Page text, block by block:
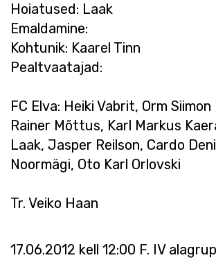
Hoiatused: Laak
Emaldamine:
Kohtunik: Kaarel Tinn
Pealtvaatajad:
FC Elva: Heiki Vabrit, Orm
Rainer Mõttus, Karl Markus
Laak, Jasper Reilson, Cardo
Noormägi, Oto Karl Orlovski
Tr. Veiko Haan
17.06.2012 kell 12:00 F. IV